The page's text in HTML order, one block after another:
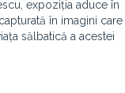
expoziția aduce în
în imagini care
sălbatică a acestei